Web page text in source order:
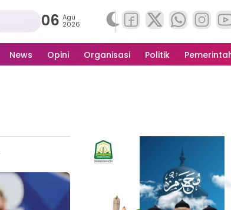
06 Agu
2026
News Opini Organisasi Politik